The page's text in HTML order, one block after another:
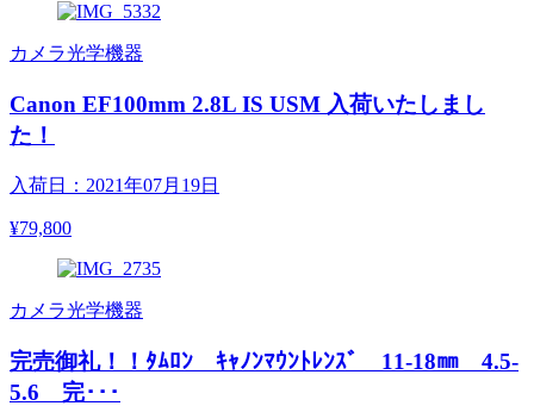
カメラ光学機器
Canon EF100mm 2.8L IS USM 入荷いたしまし
た！
入荷日：2021年07月19日
¥79,800
カメラ光学機器
完売御礼！！ﾀﾑﾛﾝ ｷｬﾉﾝﾏｳﾝﾄﾚﾝｽﾞ 11-18㎜ 4.5-
5.6 完･･･